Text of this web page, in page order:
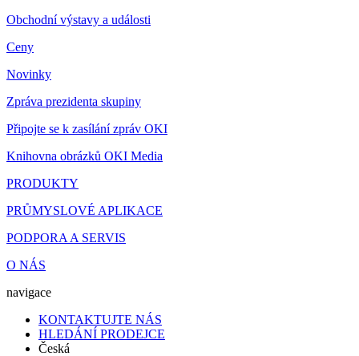
Obchodní výstavy a události
Ceny
Novinky
Zpráva prezidenta skupiny
Připojte se k zasílání zpráv OKI
Knihovna obrázků OKI Media
PRODUKTY
PRŮMYSLOVÉ APLIKACE
PODPORA A SERVIS
O NÁS
navigace
KONTAKTUJTE NÁS
HLEDÁNÍ PRODEJCE
Česká